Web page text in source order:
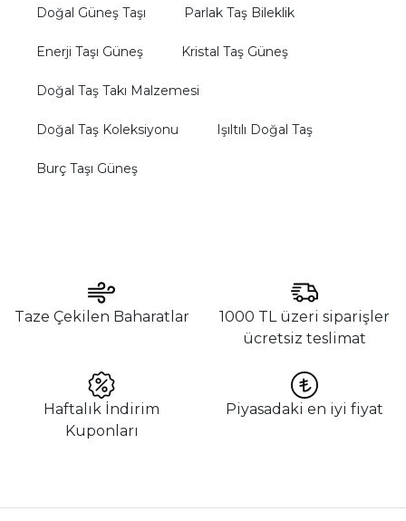
Doğal Güneş Taşı Parlak Taş Bileklik
Enerji Taşı Güneş Kristal Taş Güneş
Doğal Taş Takı Malzemesi
Doğal Taş Koleksiyonu Işıltılı Doğal Taş
Burç Taşı Güneş
Taze Çekilen Baharatlar
1000 TL üzeri siparişler
ücretsiz teslimat
Haftalık İndirim
Kuponları
Piyasadaki en iyi fiyat